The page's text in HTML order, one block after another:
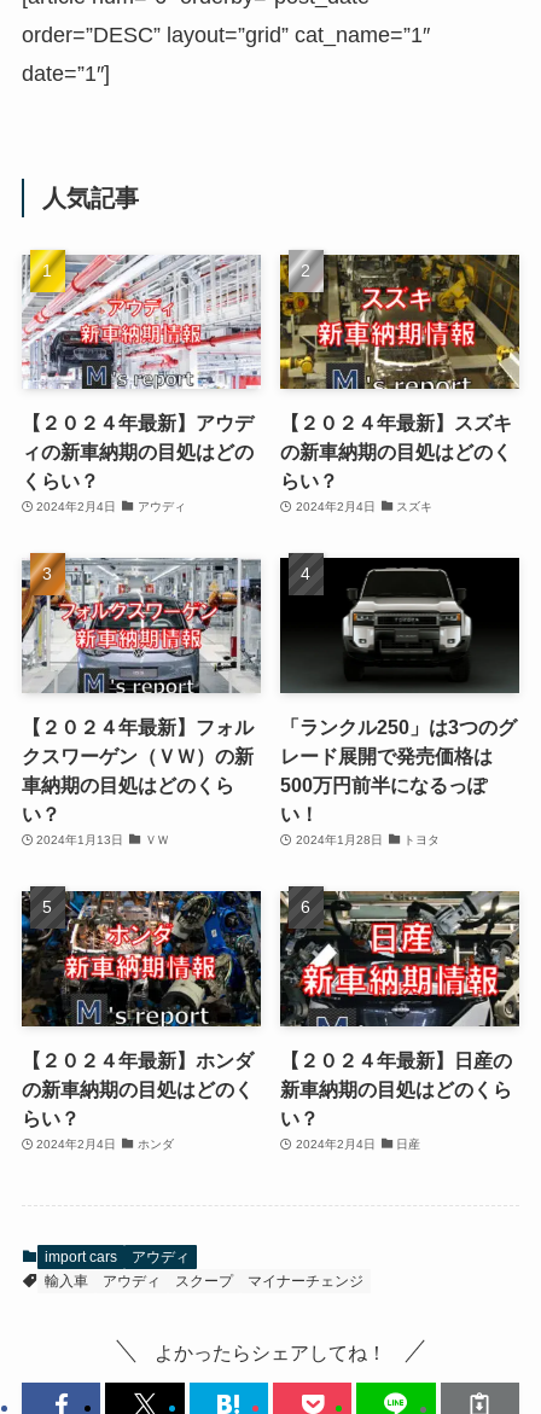
order=”DESC” layout=”grid” cat_name=”1″
date=”1″]
人気記事
【２０２４年最新】アウデ
ィの新車納期の目処はどの
くらい？
2024年2月4日 アウディ
【２０２４年最新】スズキ
の新車納期の目処はどのく
らい？
2024年2月4日 スズキ
【２０２４年最新】フォル
クスワーゲン（ＶＷ）の新
車納期の目処はどのくら
い？
2024年1月13日 ＶＷ
「ランクル250」は3つのグ
レード展開で発売価格は
500万円前半になるっぽ
い！
2024年1月28日 トヨタ
【２０２４年最新】ホンダ
の新車納期の目処はどのく
らい？
2024年2月4日 ホンダ
【２０２４年最新】日産の
新車納期の目処はどのくら
い？
2024年2月4日 日産
import cars
アウディ
輸入車
アウディ スクープ マイナーチェンジ
よかったらシェアしてね！